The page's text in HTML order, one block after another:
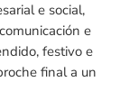
e social,
e
festivo e
final a un